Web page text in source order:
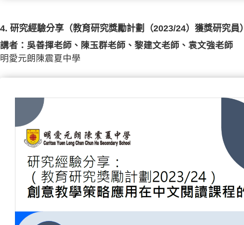
4. 研究經驗分享（教育研究獎勵計劃（2023/24）獲獎研究員）
講者：吳善揮老師、陳玉群老師、黎建文老師、袁文強老師
明愛元朗陳震夏中學